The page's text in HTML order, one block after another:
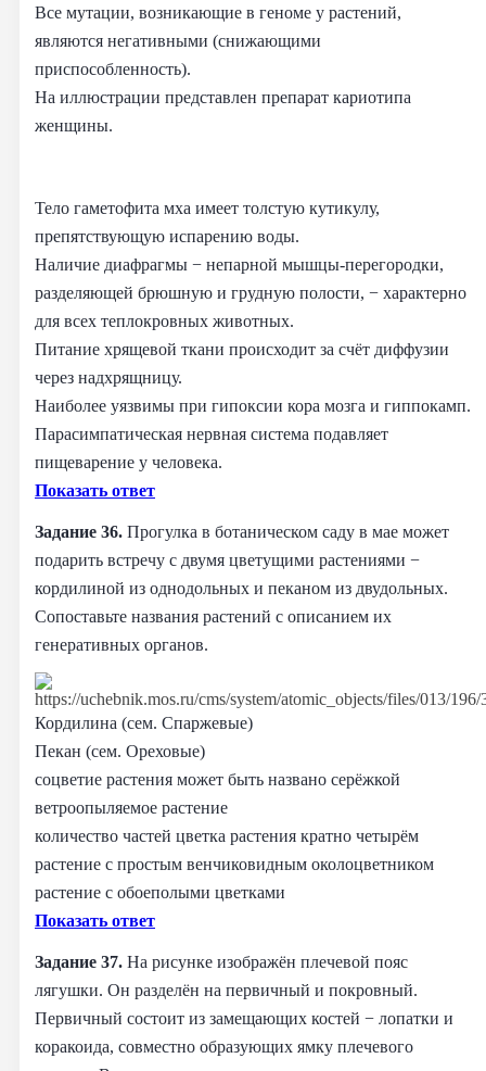
Все мутации, возникающие в геноме у растений,
являются негативными (снижающими
приспособленность).
На иллюстрации представлен препарат кариотипа
женщины.
Тело гаметофита мха имеет толстую кутикулу,
препятствующую испарению воды.
Наличие диафрагмы − непарной мышцы-перегородки,
разделяющей брюшную и грудную полости, − характерно
для всех теплокровных животных.
Питание хрящевой ткани происходит за счёт диффузии
через надхрящницу.
Наиболее уязвимы при гипоксии кора мозга и гиппокамп.
Парасимпатическая нервная система подавляет
пищеварение у человека.
Показать ответ
Задание 36. Прогулка в ботаническом саду в мае может
подарить встречу с двумя цветущими растениями −
кордилиной из однодольных и пеканом из двудольных.
Сопоставьте названия растений с описанием их
генеративных органов.
Кордилина (сем. Спаржевые)
Пекан (сем. Ореховые)
соцветие растения может быть названо серёжкой
ветроопыляемое растение
количество частей цветка растения кратно четырём
растение с простым венчиковидным околоцветником
растение с обоеполыми цветками
Показать ответ
Задание 37. На рисунке изображён плечевой пояс
лягушки. Он разделён на первичный и покровный.
Первичный состоит из замещающих костей − лопатки и
коракоида, совместно образующих ямку плечевого